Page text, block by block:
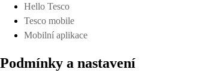
Hello Tesco
Tesco mobile
Mobilní aplikace
Podmínky a nastavení